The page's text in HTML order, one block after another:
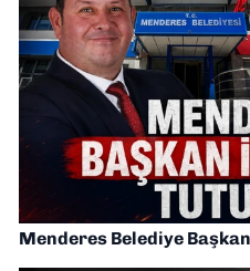
Menderes Belediye